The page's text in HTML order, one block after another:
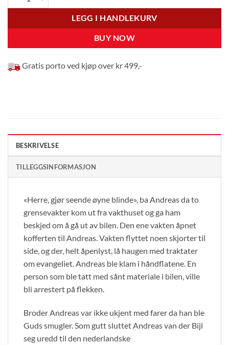
LEGG I HANDLEKURV
BUY NOW
Gratis porto ved kjøp over kr 499,-
BESKRIVELSE
TILLEGGSINFORMASJON
«Herre, gjør seende øyne blinde», ba Andreas da to
grensevakter kom ut fra vakthuset og ga ham
beskjed om å gå ut av bilen. Den ene vakten åpnet
kofferten til Andreas. Vakten flyttet noen skjorter til
side, og der, helt åpenlyst, lå haugen med traktater
om evangeliet. Andreas ble klam i håndflatene. En
person som ble tatt med sånt materiale i bilen, ville
bli arrestert på flekken.
Broder Andreas var ikke ukjent med farer da han ble
Guds smugler. Som gutt sluttet Andreas van der Bijl
seg uredd til den nederlandske